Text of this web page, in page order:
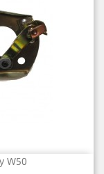
W50